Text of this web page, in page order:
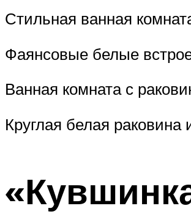
Стильная ванная
Фаянсовые белые
Ванная комната с
Круглая белая раковина